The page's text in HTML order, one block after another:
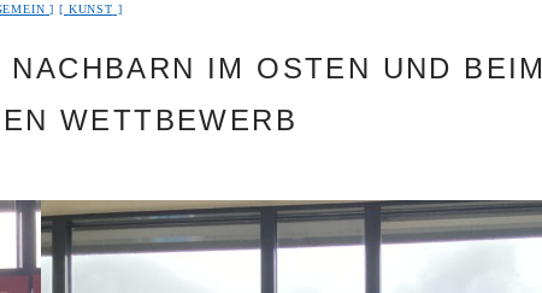
KUNST
IM OSTEN UND BEIM
WETTBEWERB